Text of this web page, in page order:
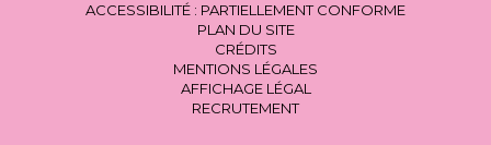
ACCESSIBILITÉ : PARTIELLEMENT CONFORME
PLAN DU SITE
CRÉDITS
MENTIONS LÉGALES
AFFICHAGE LÉGAL
RECRUTEMENT